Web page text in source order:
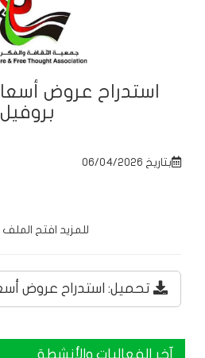
استدراح عروض
بروفيل
بتاريخ 06/04/2026
للمزيد افتح
تحميل: استدراح عروض
آخر الفعاليات والأنشطة